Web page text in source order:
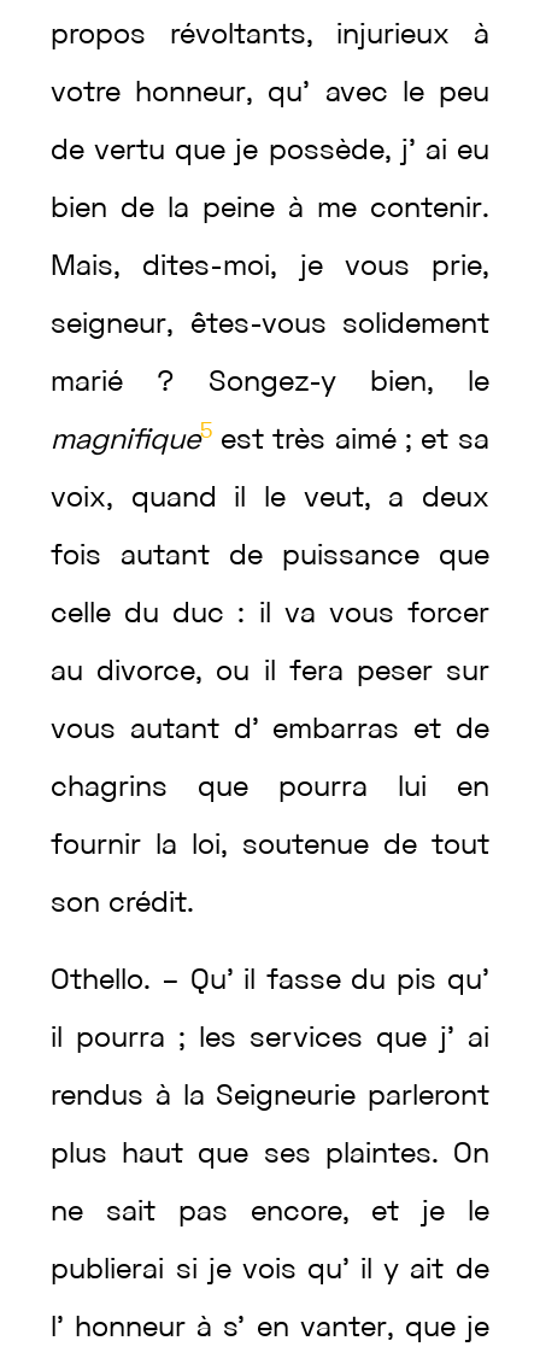
propos révoltants, injurieux à
votre honneur, qu’ avec le peu
devertu que je possède, j’ ai eu
bien de la peine à me contenir.
Mais, dites-moi, je vous prie,
seigneur, êtes-vous solidement
marié ? Songez-y bien, le
magnifique5 esttrès aimé ; et sa
voix, quand il le veut, a deux
fois autant de puissance que
celle du duc : il va vous forcer
au divorce, ou il fera peser sur
vous autant d’ embarras et de
chagrins que pourra lui en
fournir la loi, soutenue de tout
son crédit.
Othello. – Qu’ il fasse du pis qu’
il pourra ; les services que j’ ai
rendus à la Seigneurie parleront
plus haut que ses plaintes. On
ne sait pas encore, et je le
publierai si je vois qu’ ily ait de
l’ honneur à s’ en vanter, que je